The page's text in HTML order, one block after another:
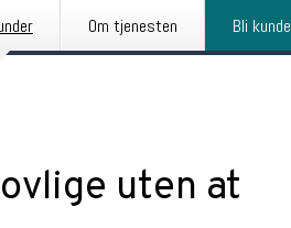
Om tjenesten Bli kunde
uten at